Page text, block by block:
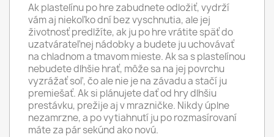
Ak plastelínu po hre zabudnete odložiť, vydrží
vám aj niekoľko dní bez vyschnutia, ale jej
životnosť predlžíte, ak ju po hre vrátite späť do
uzatvárateľnej nádobky a budete ju uchovávať
na chladnom a tmavom mieste. Ak sa s plastelínou
nebudete dlhšie hrať, môže sa na jej povrchu
vyzrážať soľ, čo ale nie je na závadu a stačí ju
premiešať. Ak si plánujete dať od hry dlhšiu
prestávku, prežije aj v mrazničke. Nikdy úplne
nezamrzne, a po vytiahnutí ju po rozmasírovaní
máte za pár sekúnd ako novú.